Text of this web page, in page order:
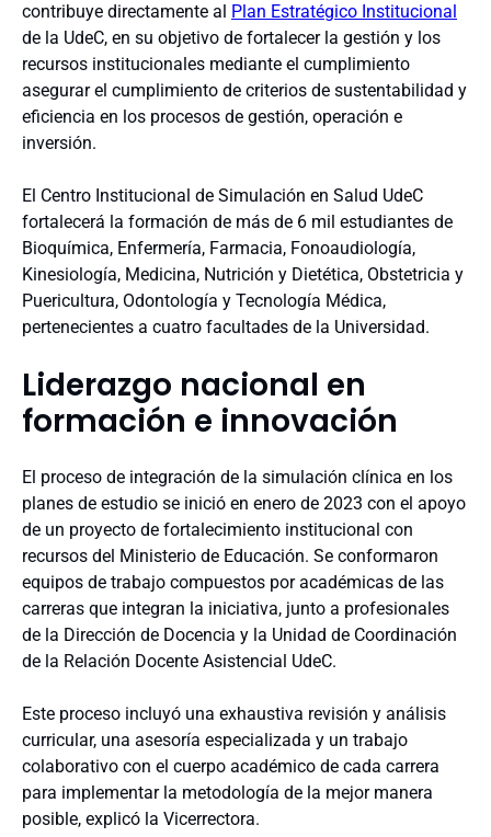
contribuye directamente al Plan Estratégico Institucional
de la UdeC, en su objetivo de fortalecer la gestión y los
recursos institucionales mediante el cumplimiento
asegurar el cumplimiento de criterios de sustentabilidad y
eficiencia en los procesos de gestión, operación e
inversión.
El Centro Institucional de Simulación en Salud UdeC
fortalecerá la formación de más de 6 mil estudiantes de
Bioquímica, Enfermería, Farmacia, Fonoaudiología,
Kinesiología, Medicina, Nutrición y Dietética, Obstetricia y
Puericultura, Odontología y Tecnología Médica,
pertenecientes a cuatro facultades de la Universidad.
Liderazgo nacional en
formación e innovación
El proceso de integración de la simulación clínica en los
planes de estudio se inició en enero de 2023 con el apoyo
de un proyecto de fortalecimiento institucional con
recursos del Ministerio de Educación. Se conformaron
equipos de trabajo compuestos por académicas de las
carreras que integran la iniciativa, junto a profesionales
de la Dirección de Docencia y la Unidad de Coordinación
de la Relación Docente Asistencial UdeC.
Este proceso incluyó una exhaustiva revisión y análisis
curricular, una asesoría especializada y un trabajo
colaborativo con el cuerpo académico de cada carrera
para implementar la metodología de la mejor manera
posible, explicó la Vicerrectora.